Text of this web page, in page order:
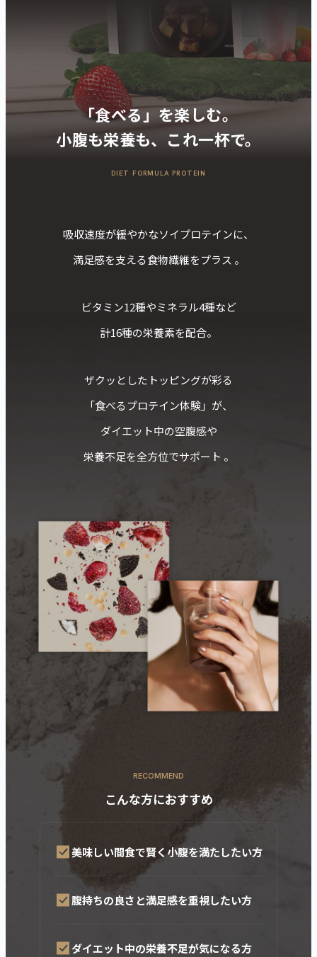
「食べる」を楽しむ。
小腹も栄養も、これ一杯で。
DIET FORMULA PROTEIN
吸収速度が緩やかなソイプロテインに、
満足感を支える食物繊維をプラス 。
ビタミン12種やミネラル4種など
計16種の栄養素を配合。
ザクッとしたトッピングが彩る
「食べるプロテイン体験」が、
ダイエット中の空腹感や
栄養不足を全方位でサポート 。
RECOMMEND
こんな方におすすめ
美味しい間食で賢く小腹を満たしたい方
腹持ちの良さと満足感を重視したい方
ダイエット中の栄養不足が気になる方